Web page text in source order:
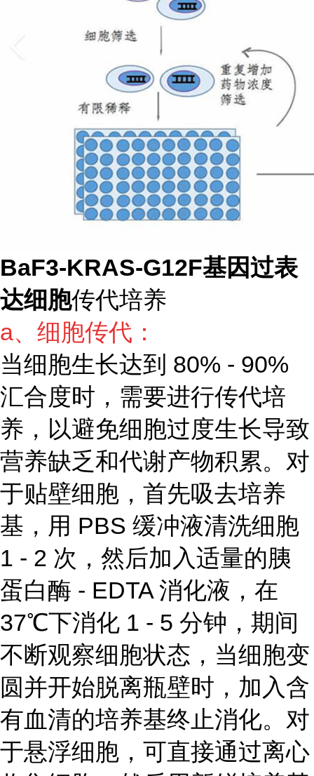
BaF3-KRAS-G12F基因过表
达细胞传代培养
a、细胞传代：
当细胞生长达到 80% - 90%
汇合度时，需要进行传代培
养，以避免细胞过度生长导致
营养缺乏和代谢产物积累。对
于贴壁细胞，首先吸去培养
基，用 PBS 缓冲液清洗细胞
1 - 2 次，然后加入适量的胰
蛋白酶 - EDTA 消化液，在
37℃下消化 1 - 5 分钟，期间
不断观察细胞状态，当细胞变
圆并开始脱离瓶壁时，加入含
有血清的培养基终止消化。对
于悬浮细胞，可直接通过离心